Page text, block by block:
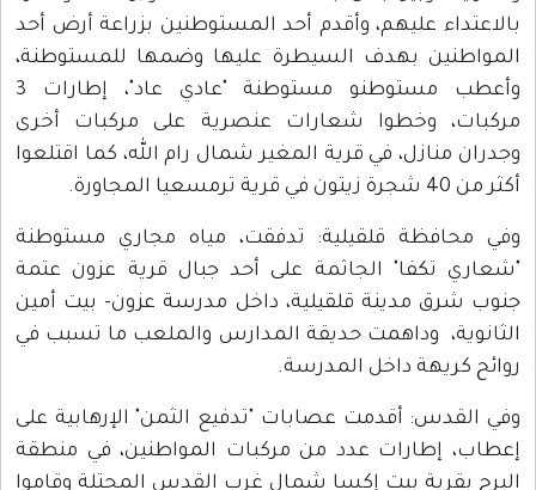
عليهم، وأقدم أحد المستوطنين بزراعة أرض أحد
بهدف السيطرة عليها وضمها للمستوطنة،
وأعطب مستوطنو مستوطنة "عادي عاد"، إطارات 3
وخطوا شعارات عنصرية على مركبات أخرى
منازل، في قرية المغير شمال رام الله، كما اقتلعوا
من 40 شجرة زيتون في قرية ترمسعيا المجاورة.
محافظة قلقيلية: تدفقت، مياه مجاري مستوطنة
تكفا" الجاثمة على أحد جبال قرية عزون عتمة
شرق مدينة قلقيلية، داخل مدرسة عزون- بيت أمين
وداهمت حديقة المدارس والملعب ما تسبب في
كريهة داخل المدرسة.
القدس: أقدمت عصابات "تدفيع الثمن" الإرهابية على
إطارات عدد من مركبات المواطنين، في منطقة
بقرية بيت إكسا شمال غرب القدس المحتلة وقاموا